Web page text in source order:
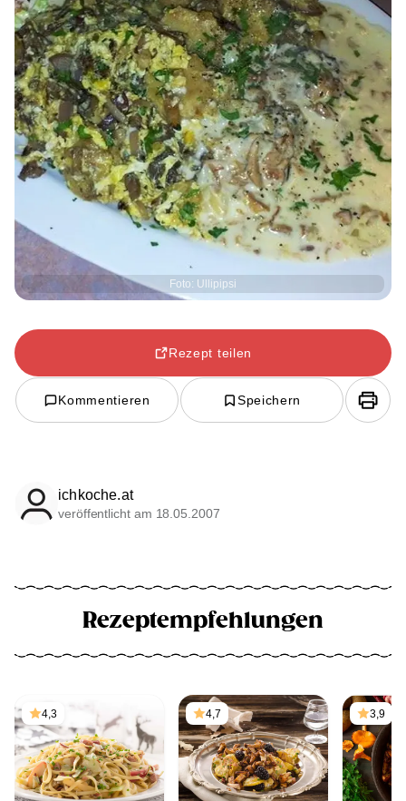
Foto: Ullipipsi
Rezept teilen
Kommentieren Speichern
ichkoche.at
veröffentlicht am 18.05.2007
Rezeptempfehlungen
4,3 4,7 3,9